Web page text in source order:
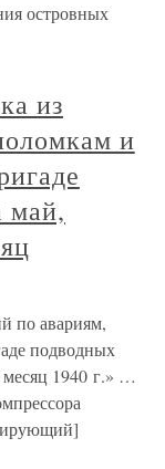
островных
из
и
май,
по авариям,
подводных
1940 г.» …